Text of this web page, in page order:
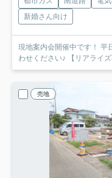
新婚さん向け
現地案内会開催中です！ 平日のご見
わせください♪ 【
売地